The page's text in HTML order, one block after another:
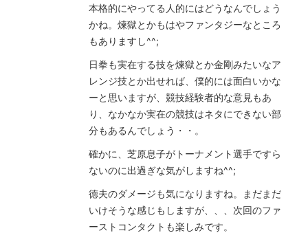
本格的にやってる人的にはどうなんでしょう
かね。煉獄とかもはやファンタジーなところ
もありますし^^;
日拳も実在する技を煉獄とか金剛みたいなア
レンジ技とか出せれば、僕的には面白いかな
ーと思いますが、競技経験者的な意見もあ
り、なかなか実在の競技はネタにできない部
分もあるんでしょう・・。
確かに、芝原息子がトーナメント選手ですら
ないのに出過ぎな気がしますね^^;
徳夫のダメージも気になりますね。まだまだ
いけそうな感じもしますが、、、次回のファ
ーストコンタクトも楽しみです。